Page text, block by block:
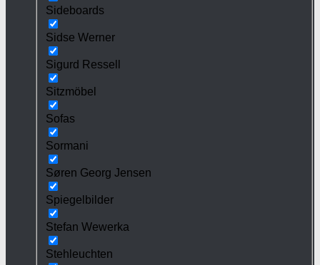
Sideboards
Sidse Werner
Sigurd Ressell
Sitzmöbel
Sofas
Sormani
Søren Georg Jensen
Spiegelbilder
Stefan Wewerka
Stehleuchten